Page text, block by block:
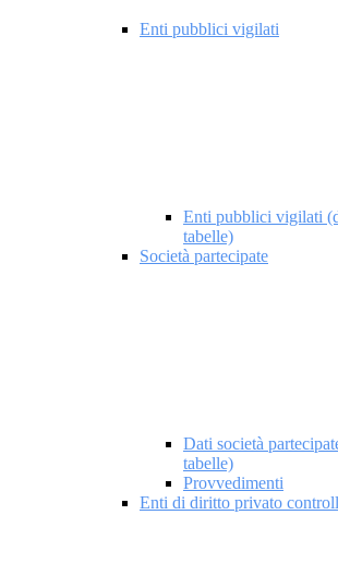
Enti pubblici vigilati
Enti pubblici vigilati
tabelle)
Società partecipate
Dati società
tabelle)
Provvedimenti
Enti di diritto privato